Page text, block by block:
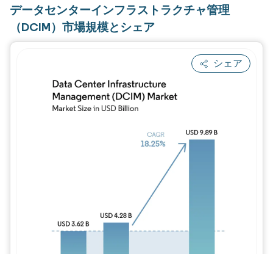
データセンターインフラストラクチャ管理
（DCIM）市場規模とシェア
シェア
画像 © Mordor Intelligence。再利用には